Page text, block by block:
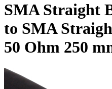
SMA Straight
to SMA
50 Ohm 250